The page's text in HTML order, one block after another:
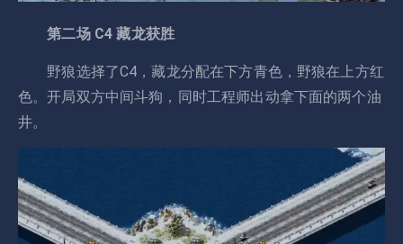
第二场 C4 藏龙获胜
野狼选择了C4，藏龙分配在下方青色，野狼在上方红
色。开局双方中间斗狗，同时工程师出动拿下面的两个油
井。